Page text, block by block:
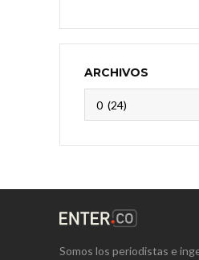
ARCHIVOS
Somos los periodistas e